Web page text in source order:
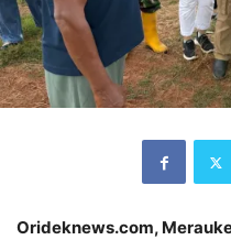
Orideknews.com,